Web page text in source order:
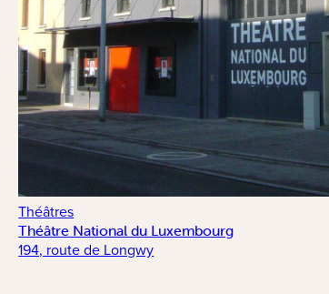
Théâtres
Théâtre National du Luxembourg
194, route de Longwy